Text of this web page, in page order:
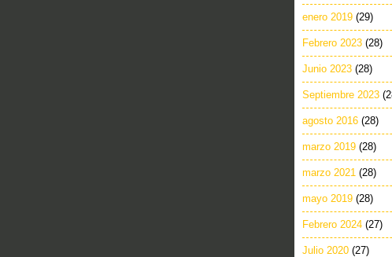
enero 2019 (29)
Febrero 2023 (28)
Junio 2023 (28)
Septiembre 2023
agosto 2016 (28)
marzo 2019 (28)
marzo 2021 (28)
mayo 2019 (28)
Febrero 2024 (27)
Julio 2020 (27)